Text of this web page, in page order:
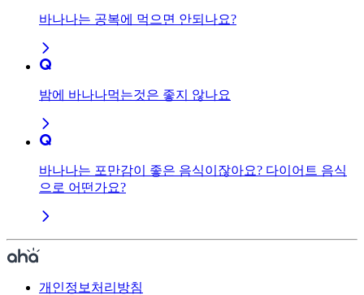
바나나는 공복에 먹으면 안되나요?
밤에 바나나먹는것은 좋지 않나요
바나나는 포만감이 좋은 음식이잖아요? 다이어트 음식
으로 어떤가요?
개인정보처리방침